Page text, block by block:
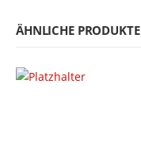
ÄHNLICHE PRODUKTE